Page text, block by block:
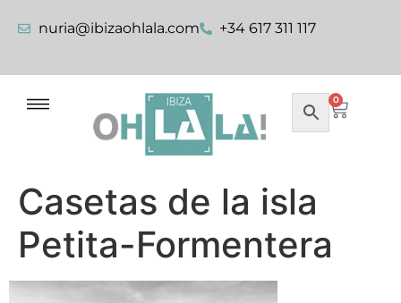
nuria@ibizaohlala.com +34 617 311 117
0
Casetas de la isla
Petita-Formentera